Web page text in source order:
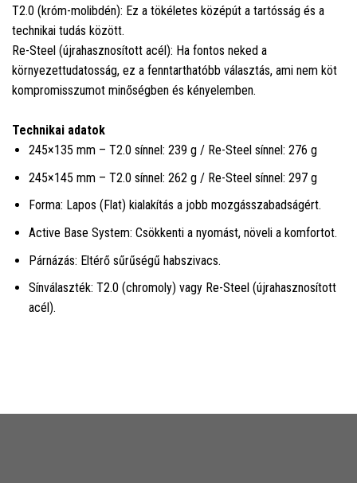
T2.0 (króm-molibdén): Ez a tökéletes középút a tartósság és a
technikai tudás között.
Re-Steel (újrahasznosított acél): Ha fontos neked a
környezettudatosság, ez a fenntarthatóbb választás, ami nem köt
kompromisszumot minőségben és kényelemben.
Technikai adatok
245×135 mm – T2.0 sínnel: 239 g / Re-Steel sínnel: 276 g
245×145 mm – T2.0 sínnel: 262 g / Re-Steel sínnel: 297 g
Forma: Lapos (Flat) kialakítás a jobb mozgásszabadságért.
Active Base System: Csökkenti a nyomást, növeli a komfortot.
Párnázás: Eltérő sűrűségű habszivacs.
Sínválaszték: T2.0 (chromoly) vagy Re-Steel (újrahasznosított
acél).